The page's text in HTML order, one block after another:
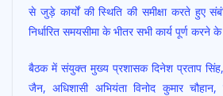
से जुड़े कार्यों की स्थिति की समीक्षा करते हुए
निर्धारित समयसीमा के भीतर सभी कार्य पूर्ण करने
बैठक में संयुक्त मुख्य प्रशासक दिनेश प्रताप
जैन, अधिशासी अभियंता विनोद कुमार